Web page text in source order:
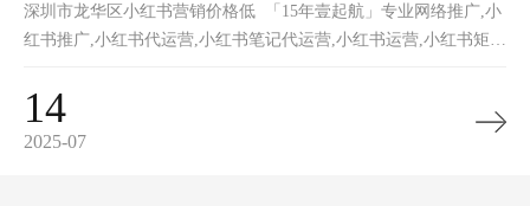
深圳市龙华区小红书营销价格低 「15年壹起航」专业网络推广,小
红书推广,小红书代运营,小红书笔记代运营,小红书运营,小红书矩
14
2025-07